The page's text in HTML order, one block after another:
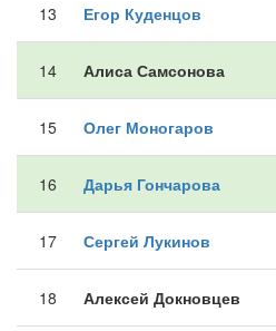
13 Егор Куденцов
14 Алиса Самсонова
15 Олег Моногаров
16 Дарья Гончарова
17 Сергей Лукинов
18 Алексей Докновцев